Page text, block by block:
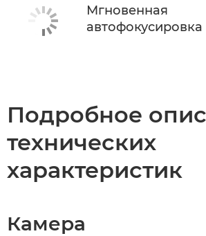
Мгновенная
автофокусировка
Подробное
технических
характеристик
Камера